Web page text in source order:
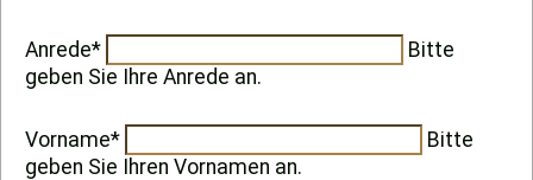
Anrede*
Bitte
geben Sie Ihre Anrede an.
Vorname*
Bitte
geben Sie Ihren Vornamen an.